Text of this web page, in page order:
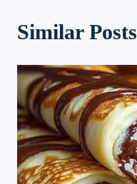
Similar Posts